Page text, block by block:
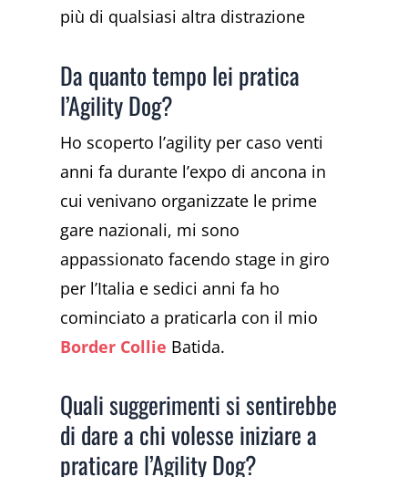
più di qualsiasi altra distrazione
Da quanto tempo lei pratica
l’Agility Dog?
Ho scoperto l’agility per caso venti
anni fa durante l’expo di ancona in
cui venivano organizzate le prime
gare nazionali, mi sono
appassionato facendo stage in giro
per l’Italia e sedici anni fa ho
cominciato a praticarla con il mio
Border Collie Batida.
Quali suggerimenti si sentirebbe
di dare a chi volesse iniziare a
praticare l’Agility Dog?